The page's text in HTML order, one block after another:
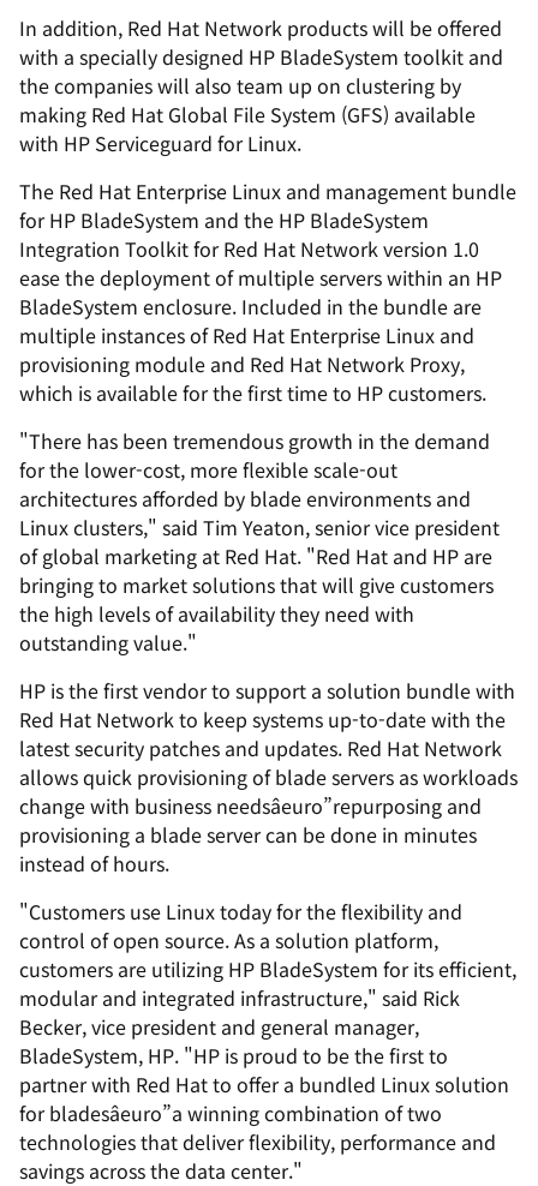
In addition, Red Hat Network products will be offered
with a specially designed HP BladeSystem toolkit and
the companies will also team up on clustering by
making Red Hat Global File System (GFS) available
with HP Serviceguard for Linux.
The Red Hat Enterprise Linux and management bundle
for HP BladeSystem and the HP BladeSystem
Integration Toolkit for Red Hat Network version 1.0
ease the deployment of multiple servers within an HP
BladeSystem enclosure. Included in the bundle are
multiple instances of Red Hat Enterprise Linux and
provisioning module and Red Hat Network Proxy,
which is available for the first time to HP customers.
"There has been tremendous growth in the demand
for the lower-cost, more flexible scale-out
architectures afforded by blade environments and
Linux clusters," said Tim Yeaton, senior vice president
of global marketing at Red Hat. "Red Hat and HP are
bringing to market solutions that will give customers
the high levels of availability they need with
outstanding value."
HP is the first vendor to support a solution bundle with
Red Hat Network to keep systems up-to-date with the
latest security patches and updates. Red Hat Network
allows quick provisioning of blade servers as workloads
change with business needsâeuro”repurposing and
provisioning a blade server can be done in minutes
instead of hours.
"Customers use Linux today for the flexibility and
control of open source. As a solution platform,
customers are utilizing HP BladeSystem for its efficient,
modular and integrated infrastructure," said Rick
Becker, vice president and general manager,
BladeSystem, HP. "HP is proud to be the first to
partner with Red Hat to offer a bundled Linux solution
for bladesâeuro”a winning combination of two
technologies that deliver flexibility, performance and
savings across the data center."